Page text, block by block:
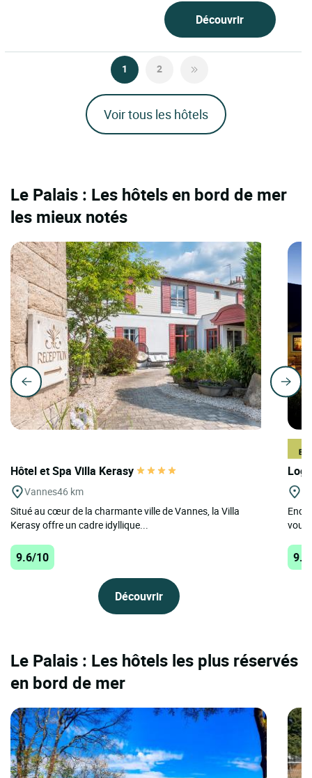
Découvrir
1 2
Voir tous les hôtels
Le Palais : Les hôtels en bord de mer
les mieux notés
Hôtel et Spa Villa Kerasy
Vannes46 km
Situé au cœur de la charmante ville de Vannes, la Villa
Kerasy offre un cadre idyllique...
9.6/10
Découvrir
vous
Le Palais : Les hôtels les plus réservés
en bord de mer